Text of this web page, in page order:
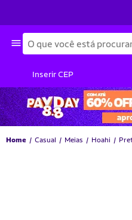
Busca
Inserir CEP
Home Casual Meias Hoahi